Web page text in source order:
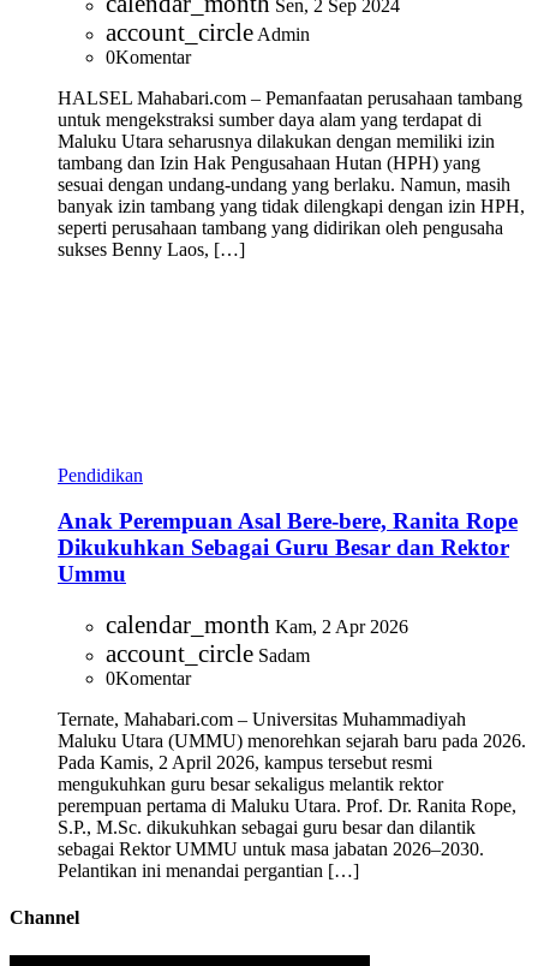
Sen, 2 Sep 2024
account_circle Admin
0Komentar
HALSEL Mahabari.com – Pemanfaatan perusahaan tambang
untuk mengekstraksi sumber daya alam yang terdapat di
Maluku Utara seharusnya dilakukan dengan memiliki izin
tambang dan Izin Hak Pengusahaan Hutan (HPH) yang
sesuai dengan undang-undang yang berlaku. Namun, masih
banyak izin tambang yang tidak dilengkapi dengan izin HPH,
seperti perusahaan tambang yang didirikan oleh pengusaha
sukses Benny Laos, […]
Pendidikan
Anak Perempuan Asal Bere-bere, Ranita Rope
Dikukuhkan Sebagai Guru Besar dan Rektor
Ummu
calendar_month Kam, 2 Apr 2026
account_circle Sadam
0Komentar
Ternate, Mahabari.com – Universitas Muhammadiyah
Maluku Utara (UMMU) menorehkan sejarah baru pada 2026.
Pada Kamis, 2 April 2026, kampus tersebut resmi
mengukuhkan guru besar sekaligus melantik rektor
perempuan pertama di Maluku Utara. Prof. Dr. Ranita Rope,
S.P., M.Sc. dikukuhkan sebagai guru besar dan dilantik
sebagai Rektor UMMU untuk masa jabatan 2026–2030.
Pelantikan ini menandai pergantian […]
Channel